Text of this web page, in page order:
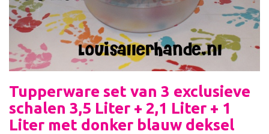
Tupperware set van 3 exclusieve
schalen 3,5 Liter + 2,1 Liter + 1
Liter met donker blauw deksel